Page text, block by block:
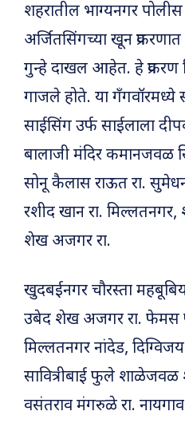
शहरातील भाग्यनगर पोलीस
अर्जितसिंगच्या खून
गुन्हे दाखल आहेत. हे प्रकरण
गाजले होते. या
साईसिंग उर्फ साईलाला
बालाजी मंदिर कमानजवळ
सोनू कैलास राऊत रा.
रशीद खान रा.
शेख अजगर रा.
खुदबईनगर चौरस्ता
उबेद शेख अजगर रा.
मिल्लतनगर नांदेड,
सावित्रीबाई फुले शाळेजवळ
वसंतराव मंगरुळे रा.